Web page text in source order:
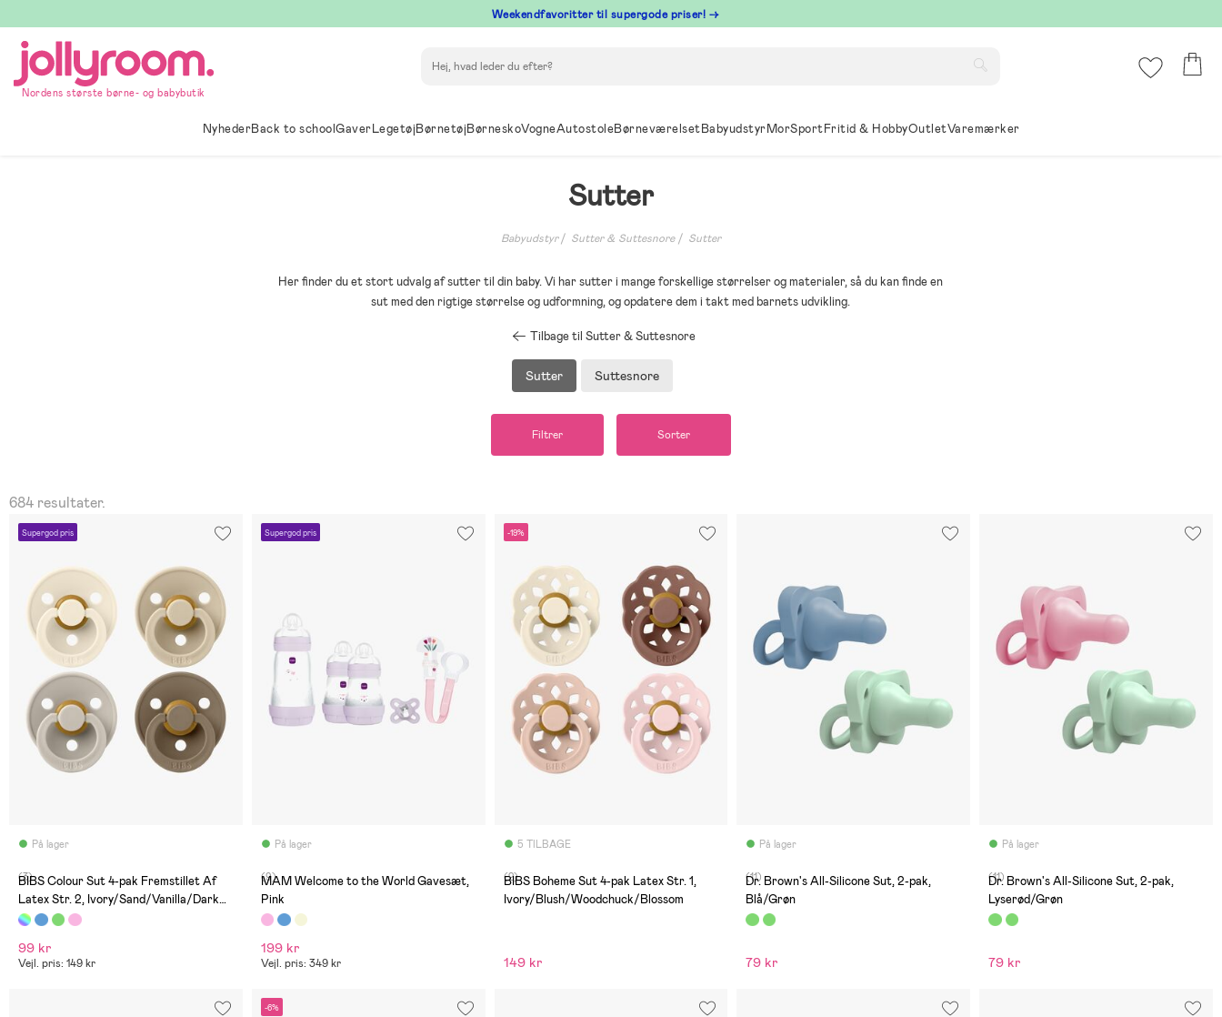
till
innehållet
⁠ Weekendfavoritter til supergode priser! →
Nordens største børne- og babybutik
NyhederBack to schoolGaverLegetøjBørnetøjBørneskoVogneAutostoleBørneværelsetBabyudstyrMorSportFritid & HobbyOutletVaremærker
Sutter
Babyudstyr Sutter & Suttesnore Sutter
Her finder du et stort udvalg af sutter til din baby. Vi har sutter i mange forskellige størrelser og materialer, så du kan finde en
sut med den rigtige størrelse og udformning, og opdatere dem i takt med barnets udvikling.
Tilbage til Sutter & Suttesnore
Sutter Suttesnore
Filtrer Sorter
684 resultater.
Supergod pris
På lager
(3)
BIBS Colour Sut 4-pak Fremstillet Af
Latex Str. 2, Ivory/Sand/Vanilla/Dark
Oak
99 kr
Vejl. pris: 149 kr
Supergod pris
På lager
(9)
MAM Welcome to the World Gavesæt,
Pink
199 kr
Vejl. pris: 349 kr
-19%
5 TILBAGE
(2)
BIBS Boheme Sut 4-pak Latex Str. 1,
Ivory/Blush/Woodchuck/Blossom
149 kr
På lager
(11)
Dr. Brown's All-Silicone Sut, 2-pak,
Blå/Grøn
79 kr
På lager
(11)
Dr. Brown's All-Silicone Sut, 2-pak,
Lyserød/Grøn
79 kr
-6%